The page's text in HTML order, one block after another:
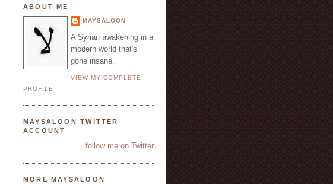
ABOUT ME
MAYSALOON
A Syrian awakening in a
modern world that's
gone insane.
VIEW MY COMPLETE
PROFILE
MAYSALOON TWITTER
ACCOUNT
follow me on Twitter
MORE MAYSALOON